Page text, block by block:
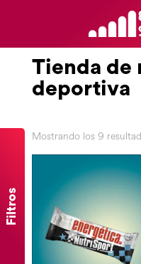
Filtros
Tienda de
deportiva
Mostrando los 9